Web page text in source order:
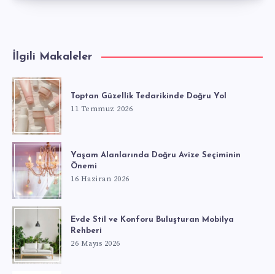
İlgili Makaleler
Toptan Güzellik Tedarikinde Doğru Yol
11 Temmuz 2026
Yaşam Alanlarında Doğru Avize Seçiminin
Önemi
16 Haziran 2026
Evde Stil ve Konforu Buluşturan Mobilya
Rehberi
26 Mayıs 2026